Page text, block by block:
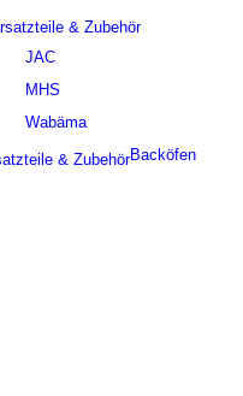
& Zubehör
JAC
MHS
Wabäma
Backöfen
& Zubehör